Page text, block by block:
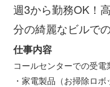
週3から勤務OK！
分の綺麗なビルで
仕事内容
コールセンターでの受電
・家電製品（お掃除ロ